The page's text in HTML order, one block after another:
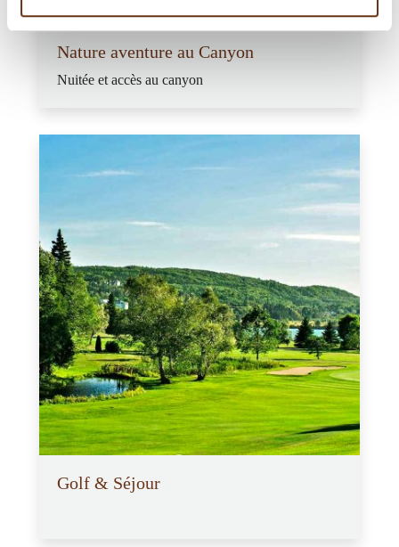
Nature aventure au Canyon
Nuitée et accès au canyon
Golf & Séjour